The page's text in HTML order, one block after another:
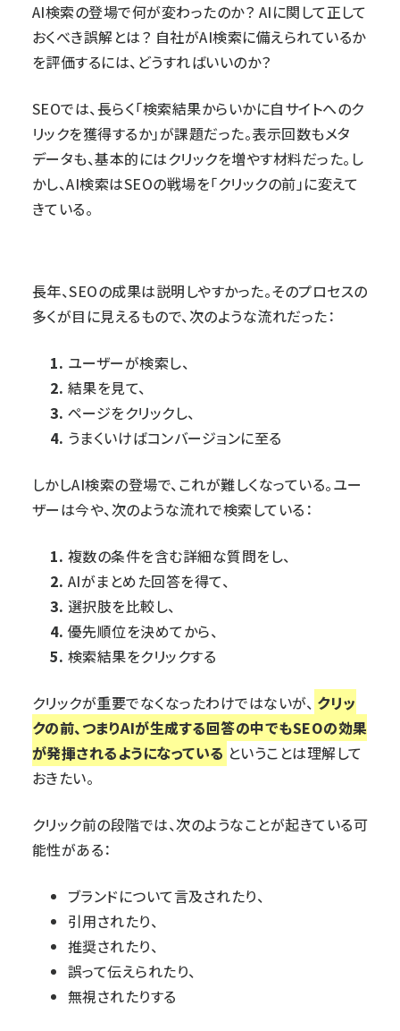
AI検索の登場で何が変わったのか？ AIに関して正して
おくべき誤解とは？ 自社がAI検索に備えられているか
を評価するには、どうすればいいのか？
SEOでは、長らく「検索結果からいかに自サイトへのク
リックを獲得するか」が課題だった。表示回数もメタ
データも、基本的にはクリックを増やす材料だった。し
かし、AI検索はSEOの戦場を「クリックの前」に変えて
きている。
長年、SEOの成果は説明しやすかった。そのプロセスの
多くが目に見えるもので、次のような流れだった：
ユーザーが検索し、
結果を見て、
ページをクリックし、
うまくいけばコンバージョンに至る
しかしAI検索の登場で、これが難しくなっている。ユー
ザーは今や、次のような流れで検索している：
複数の条件を含む詳細な質問をし、
AIがまとめた回答を得て、
選択肢を比較し、
優先順位を決めてから、
検索結果をクリックする
クリックが重要でなくなったわけではないが、 クリッ
クの前、つまりAIが生成する回答の中でもSEOの効果
が発揮されるようになっている ということは理解して
おきたい。
クリック前の段階では、次のようなことが起きている可
能性がある：
ブランドについて言及されたり、
引用されたり、
推奨されたり、
誤って伝えられたり、
無視されたりする